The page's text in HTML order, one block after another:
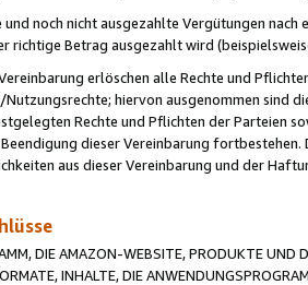
noch nicht ausgezahlte Vergütungen
richtige Betrag ausgezahlt wird
erlöschen alle Rechte und
hiervon ausgenommen sind
Rechte und Pflichten der Parteien
dieser Vereinbarung
aus dieser Vereinbarung und der
DIE AMAZON-WEBSITE, PRODUKTE UND
INHALTE, DIE